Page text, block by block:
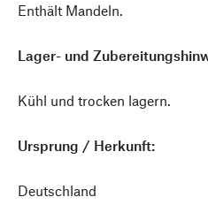
Enthält Mandeln.
Lager- und
Kühl und trocken lagern.
Ursprung / Herkunft:
Deutschland